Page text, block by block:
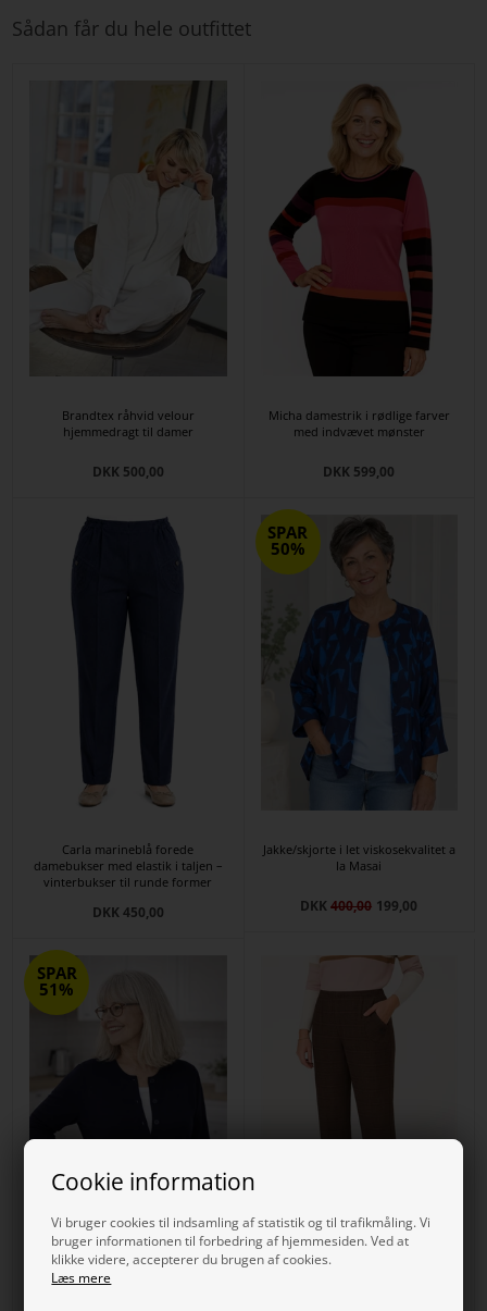
Cookie information
Vi bruger cookies til indsamling af statistik og til trafikmåling. Vi
bruger informationen til forbedring af hjemmesiden. Ved at
klikke videre, accepterer du brugen af cookies.
Læs mere
Sådan får du hele outfittet
Brandtex råhvid velour
hjemmedragt til damer
DKK 500,00
Micha damestrik i rødlige farver
med indvævet mønster
DKK 599,00
Carla marineblå forede
damebukser med elastik i taljen –
vinterbukser til runde former
DKK 450,00
SPAR
50%
Jakke/skjorte i let viskosekvalitet a
la Masai
DKK400,00 199,00
SPAR
51%
Strik cardigan til damer i